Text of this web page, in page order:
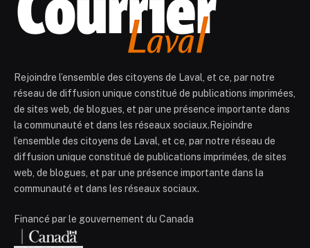
Rejoindre l’ensemble des citoyens de Laval, et ce, par notre
réseau de diffusion unique constitué de publications imprimées,
de sites web, de blogues, et par une présence importante dans
la communauté et dans les réseaux sociaux.Rejoindre
l’ensemble des citoyens de Laval, et ce, par notre réseau de
diffusion unique constitué de publications imprimées, de sites
web, de blogues, et par une présence importante dans la
communauté et dans les réseaux sociaux.
Financé par le gouvernement du Canada